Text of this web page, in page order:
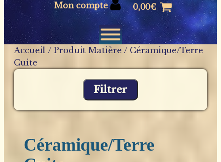
Mon compte 0,00€
Accueil / Produit Matière / Céramique/Terre
Cuite
Filtrer
Céramique/Terre